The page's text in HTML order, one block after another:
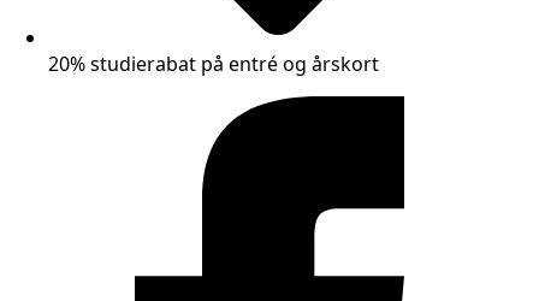
20% studierabat på entré og årskort